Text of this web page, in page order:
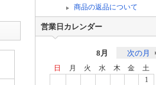
商品の返品について
営業日カレンダー
8月 次の月
日 月 火 水 木 金
土
1